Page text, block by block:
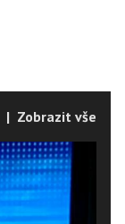
| Zobrazit vše